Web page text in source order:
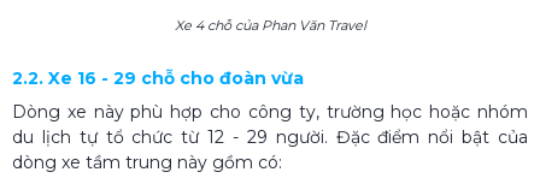
Xe 4 chỗ của Phan Văn Travel
2.2. Xe 16 - 29 chỗ cho đoàn vừa
Dòng xe này phù hợp cho công ty, trường học hoặc nhóm
du lịch tự tổ chức từ 12 - 29 người. Đặc điểm nổi bật của
dòng xe tầm trung này gồm có: